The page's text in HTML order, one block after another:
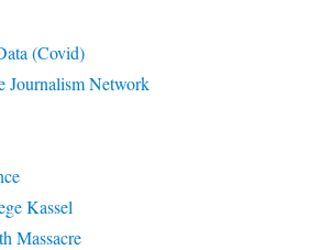
(Covid)
Journalism Network
Kassel
Massacre